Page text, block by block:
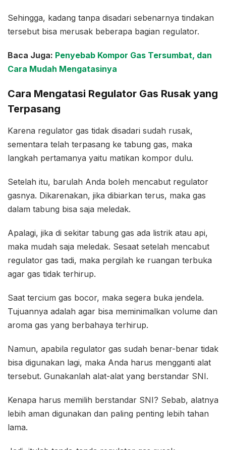
Sehingga, kadang tanpa disadari sebenarnya tindakan
tersebut bisa merusak beberapa bagian regulator.
Baca Juga: Penyebab Kompor Gas Tersumbat, dan
Cara Mudah Mengatasinya
Cara Mengatasi Regulator Gas Rusak yang
Terpasang
Karena regulator gas tidak disadari sudah rusak,
sementara telah terpasang ke tabung gas, maka
langkah pertamanya yaitu matikan kompor dulu.
Setelah itu, barulah Anda boleh mencabut regulator
gasnya. Dikarenakan, jika dibiarkan terus, maka gas
dalam tabung bisa saja meledak.
Apalagi, jika di sekitar tabung gas ada listrik atau api,
maka mudah saja meledak. Sesaat setelah mencabut
regulator gas tadi, maka pergilah ke ruangan terbuka
agar gas tidak terhirup.
Saat tercium gas bocor, maka segera buka jendela.
Tujuannya adalah agar bisa meminimalkan volume dan
aroma gas yang berbahaya terhirup.
Namun, apabila regulator gas sudah benar-benar tidak
bisa digunakan lagi, maka Anda harus mengganti alat
tersebut. Gunakanlah alat-alat yang berstandar SNI.
Kenapa harus memilih berstandar SNI? Sebab, alatnya
lebih aman digunakan dan paling penting lebih tahan
lama.